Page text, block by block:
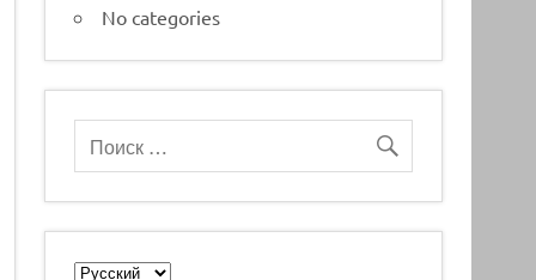
No categories
Choose